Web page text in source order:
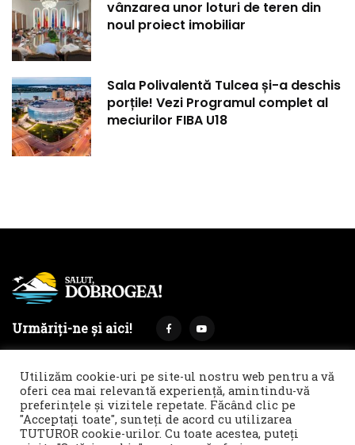
vânzarea unor loturi de teren din
noul proiect imobiliar
Sala Polivalentă Tulcea și-a deschis
porțile! Vezi Programul complet al
meciurilor FIBA U18
Urmăriți-ne și aici!
Termeni și condiții
Politica de cookies & GDPR
Noi îți facem reclamă!
Utilizăm cookie-uri pe site-ul nostru web pentru a vă
oferi cea mai relevantă experiență, amintindu-vă
preferințele și vizitele repetate. Făcând clic pe
"Acceptați toate", sunteți de acord cu utilizarea
TUTUROR cookie-urilor. Cu toate acestea, puteți